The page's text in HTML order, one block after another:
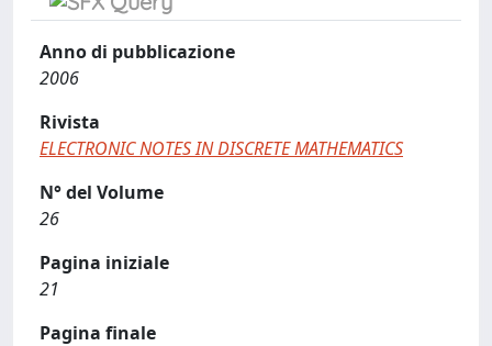
Anno di pubblicazione
2006
Rivista
ELECTRONIC NOTES IN DISCRETE MATHEMATICS
N° del Volume
26
Pagina iniziale
21
Pagina finale